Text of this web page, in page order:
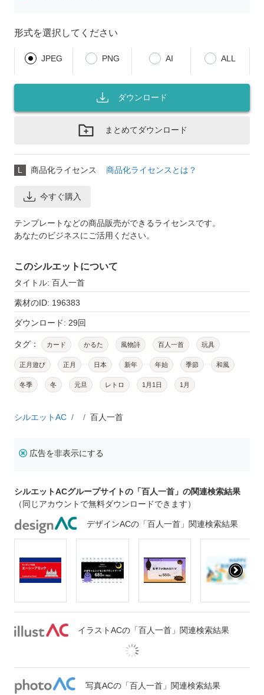
形式を選択してください
JPEG PNG AI ALL
ダウンロード
まとめてダウンロード
L 商品化ライセンス 商品化ライセンスとは？
今すぐ購入
テンプレートなどの商品販売ができるライセンスです。
あなたのビジネスにご活用ください。
このシルエットについて
タイトル: 百人一首
素材のID: 196383
ダウンロード: 29回
タグ： カード かるた 風物詩 百人一首 玩具
正月遊び 正月 日本 新年 年始 季節 和風
冬季 冬 元旦 レトロ 1月1日 1月
シルエットAC 百人一首
広告を非表示にする
シルエットACグループサイトの「百人一首」の関連検索結果
（同じアカウントで無料ダウンロードできます）
デザインACの「百人一首」関連検索結果
イラストACの「百人一首」関連検索結果
写真ACの「百人一首」関連検索結果